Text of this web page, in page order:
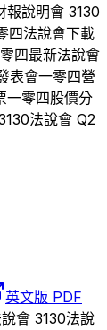
報說明會 3130
四法說會下載
四最新法說會
表會一零四營
一零四股價分
法說會 Q2
英文版 PDF
會 3130法說